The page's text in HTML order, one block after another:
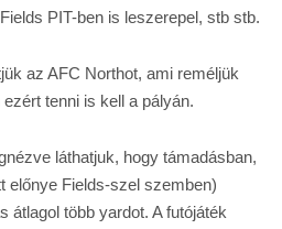
PIT-ben is leszerepel, stb stb.
az AFC Northot, ami reméljük
tenni is kell a pályán.
láthatjuk, hogy támadásban,
előnye Fields-szel szemben)
átlagol több yardot. A futójáték